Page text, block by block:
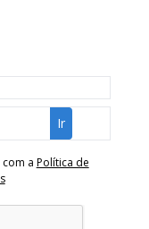
a Política de